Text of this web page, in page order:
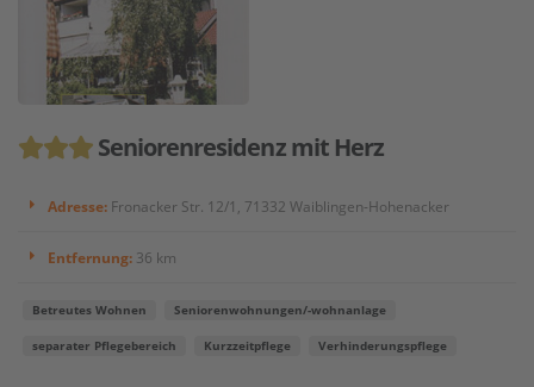
Seniorenresidenz mit Herz
Adresse: Fronacker Str. 12/1, 71332 Waiblingen-Hohenacker
Entfernung: 36 km
Betreutes Wohnen Seniorenwohnungen/-wohnanlage
separater Pflegebereich Kurzzeitpflege Verhinderungspflege